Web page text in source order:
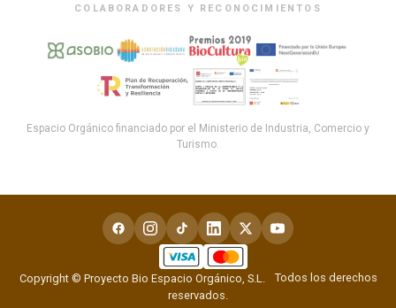
COLABORADORES Y RECONOCIMIENTOS
Espacio Orgánico financiado por el Ministerio de Industria, Comercio y
Turismo.
Copyright © Proyecto Bio Espacio Orgánico, S.L.
Todos los derechos
reservados.